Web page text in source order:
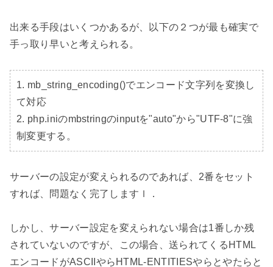
出来る手段はいくつかあるが、以下の２つが最も確実で
手っ取り早いと考えられる。
1. mb_string_encoding()でエンコード文字列を変換し
て対応
2. php.iniのmbstringのinputを"auto"から"UTF-8"に強
制変更する。
サーバーの設定が変えられるのであれば、2番をセット
すれば、問題なく完了しますｌ．
しかし、サーバー設定を変えられない場合は1番しか残
されていないのですが、この場合、送られてくるHTML
エンコードがASCIIやらHTML-ENTITIESやらとやたらと